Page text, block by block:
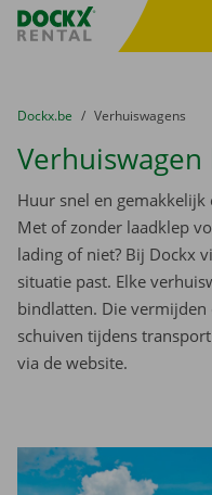
Fratello DEMO
U bevindt zich hier:
van
Dockx.be naar
Verhuiswagens
Huur snel en
Met of zonder laadklep
lading of niet? Bij Dockx
situatie past. Elke
bindlatten. Die
schuiven tijdens
via de website.